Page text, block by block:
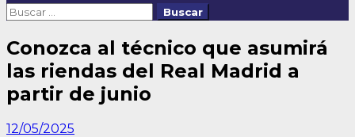
Buscar:
Conozca al técnico que asumirá
las riendas del Real Madrid a
partir de junio
12/05/2025